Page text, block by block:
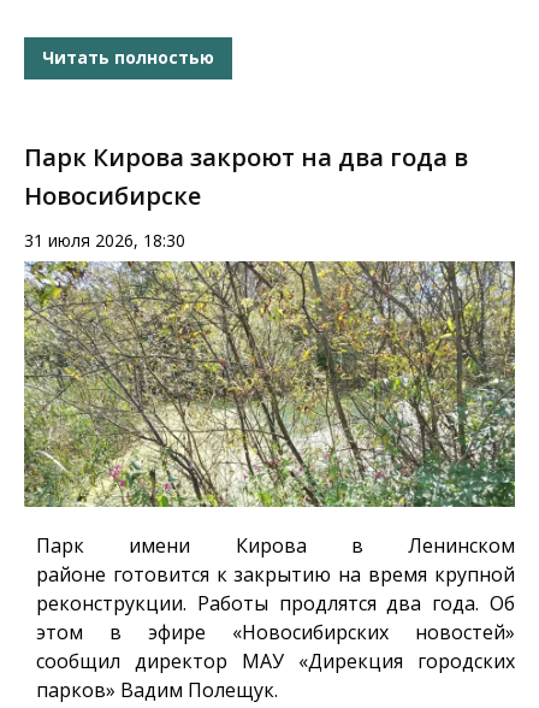
Читать полностью
Парк Кирова закроют на два года в
Новосибирске
31 июля 2026, 18:30
Парк имени Кирова в Ленинском
районе готовится к закрытию на время крупной
реконструкции. Работы продлятся два года. Об
этом в эфире «Новосибирских новостей»
сообщил директор МАУ «Дирекция городских
парков» Вадим Полещук.